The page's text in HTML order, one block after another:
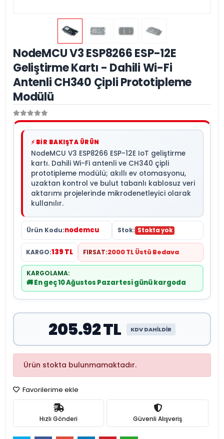
NodeMCU V3 ESP8266 ESP-12E
Geliştirme Kartı - Dahili Wi-Fi
Antenli CH340 Çipli Prototipleme
Modülü
⚡ BİR BAKIŞTA ÜRÜN
NodeMCU V3 ESP8266 ESP-12E IoT geliştirme
kartı. Dahili Wi-Fi antenli ve CH340 çipli
prototipleme modülü; akıllı ev otomasyonu,
uzaktan kontrol ve bulut tabanlı kablosuz veri
aktarımı projelerinde mikrodenetleyici olarak
kullanılır.
Ürün Kodu:nodemcu Stok: Stokta yok
KARGO:139 TL FIRSAT:2000 TL Üstü Bedava
KARGOLAMA:
🚚 En geç 10 Ağustos Pazartesi günü kargoda
205.92 TL KDV DAHİLDİR
Ürün stokta bulunmamaktadır.
Favorilerime ekle
Hızlı Gönderi Güvenli Alışveriş